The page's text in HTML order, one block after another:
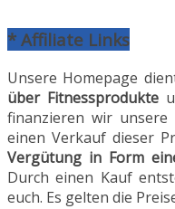
* Affiliate Links
Unsere Homepage
über Fitnessprodukte
finanzieren wir
einen Verkauf dieser
Vergütung in Form
Durch einen Kauf
euch. Es gelten die